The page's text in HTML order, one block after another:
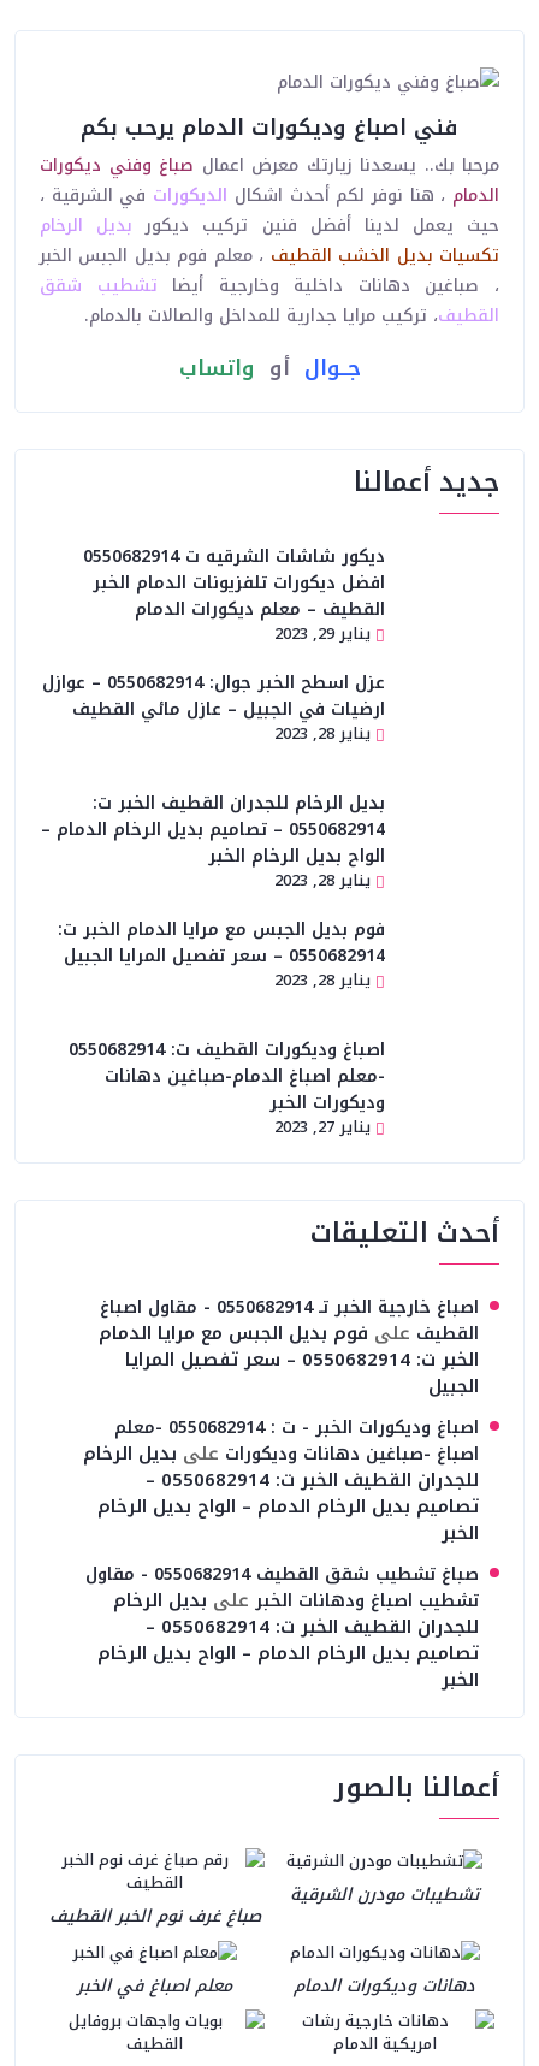
فني اصباغ وديكورات الدمام يرحب بكم
مرحبا بك.. يسعدنا زيارتك معرض اعمال صباغ وفني ديكورات
الدمام ، هنا نوفر لكم أحدث اشكال الديكورات في الشرقية ،
حيث يعمل لدينا أفضل فنين تركيب ديكور بديل الرخام
تكسيات بديل الخشب القطيف ، معلم فوم بديل الجبس الخبر
، صباغين دهانات داخلية وخارجية أيضا تشطيب شقق
القطيف، تركيب مرايا جدارية للمداخل والصالات بالدمام.
جــوال أو واتساب
جديد أعمالنا
ديكور شاشات الشرقيه ت 0550682914
افضل ديكورات تلفزيونات الدمام الخبر
القطيف – معلم ديكورات الدمام
يناير 29, 2023
عزل اسطح الخبر جوال: 0550682914 – عوازل
ارضيات في الجبيل – عازل مائي القطيف
يناير 28, 2023
بديل الرخام للجدران القطيف الخبر ت:
0550682914 – تصاميم بديل الرخام الدمام –
الواح بديل الرخام الخبر
يناير 28, 2023
فوم بديل الجبس مع مرايا الدمام الخبر ت:
0550682914 – سعر تفصيل المرايا الجبيل
يناير 28, 2023
اصباغ وديكورات القطيف ت: 0550682914
-معلم اصباغ الدمام-صباغين دهانات
وديكورات الخبر
يناير 27, 2023
أحدث التعليقات
اصباغ خارجية الخبر تـ 0550682914 - مقاول اصباغ
القطيف على فوم بديل الجبس مع مرايا الدمام
الخبر ت: 0550682914 – سعر تفصيل المرايا
الجبيل
اصباغ وديكورات الخبر - ت : 0550682914 -معلم
اصباغ -صباغين دهانات وديكورات على بديل الرخام
للجدران القطيف الخبر ت: 0550682914 –
تصاميم بديل الرخام الدمام – الواح بديل الرخام
الخبر
صباغ تشطيب شقق القطيف 0550682914 - مقاول
تشطيب اصباغ ودهانات الخبر على بديل الرخام
للجدران القطيف الخبر ت: 0550682914 –
تصاميم بديل الرخام الدمام – الواح بديل الرخام
الخبر
أعمالنا بالصور
تشطيبات مودرن الشرقية
صباغ غرف نوم الخبر القطيف
دهانات وديكورات الدمام معلم اصباغ في الخبر